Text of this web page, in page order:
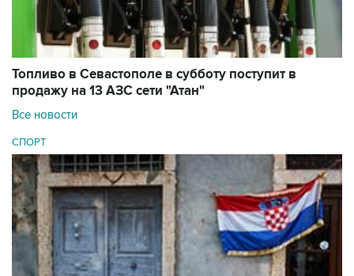
Топливо в Севастополе в субботу поступит в
продажу на 13 АЗС сети "Атан"
Все новости
СПОРТ